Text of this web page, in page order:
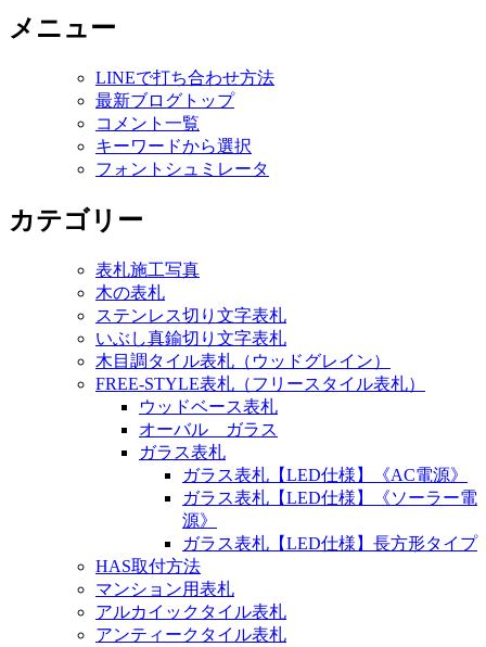
メニュー
LINEで打ち合わせ方法
最新ブログトップ
コメント一覧
キーワードから選択
フォントシュミレータ
カテゴリー
表札施工写真
木の表札
ステンレス切り文字表札
いぶし真鍮切り文字表札
木目調タイル表札（ウッドグレイン）
FREE-STYLE表札（フリースタイル表札）
ウッドベース表札
オーバル ガラス
ガラス表札
ガラス表札【LED仕様】《AC電源》
ガラス表札【LED仕様】《ソーラー電
源》
ガラス表札【LED仕様】長方形タイプ
HAS取付方法
マンション用表札
アルカイックタイル表札
アンティークタイル表札